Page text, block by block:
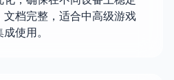
档完整，适合中高级游戏
使用。